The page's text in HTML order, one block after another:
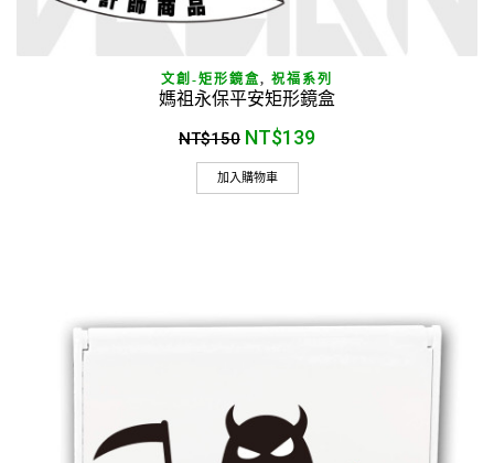
文創-矩形鏡盒, 祝福系列
媽祖永保平安矩形鏡盒
NT$150 NT$139
加入購物車